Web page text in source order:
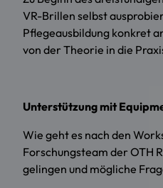
VR-Brillen selbst
Pflegeausbildung konkret
von der Theorie in die
Unterstützung mit
Wie geht es nach den
Forschungsteam der OTH
gelingen und mögliche